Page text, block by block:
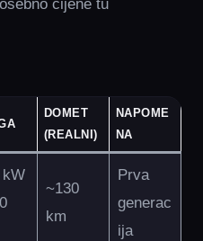
cijene tu
DOMET
(REALNI)
NAPOME
NA
kW
~130
km
Prva
generac
ija